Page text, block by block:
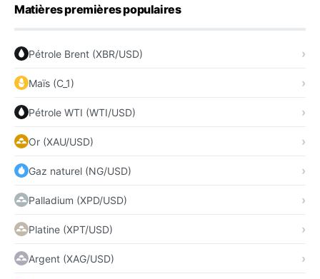
Matières premières populaires
Pétrole Brent (XBR/USD)
Maïs (C_1)
Pétrole WTI (WTI/USD)
Or (XAU/USD)
Gaz naturel (NG/USD)
Palladium (XPD/USD)
Platine (XPT/USD)
Argent (XAG/USD)